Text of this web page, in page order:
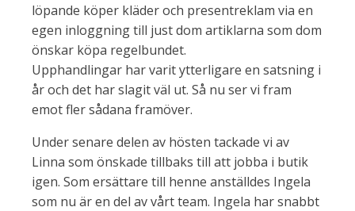
löpande köper kläder och presentreklam via en
egen inloggning till just dom artiklarna som dom
önskar köpa regelbundet.
Upphandlingar har varit ytterligare en satsning i
år och det har slagit väl ut. Så nu ser vi fram
emot fler sådana framöver.
Under senare delen av hösten tackade vi av
Linna som önskade tillbaks till att jobba i butik
igen. Som ersättare till henne anställdes Ingela
som nu är en del av vårt team. Ingela har snabbt